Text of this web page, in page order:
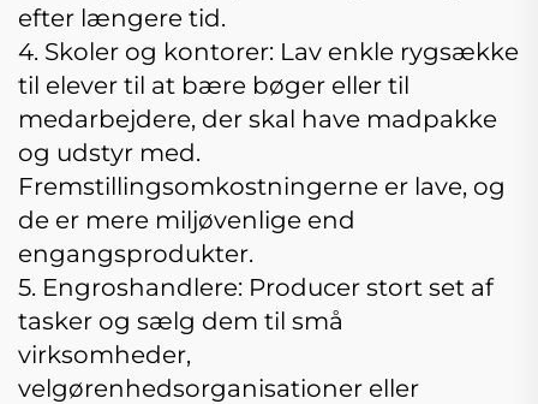
efter længere tid.
4. Skoler og kontorer: Lav enkle rygsække
til elever til at bære bøger eller til
medarbejdere, der skal have madpakke
og udstyr med.
Fremstillingsomkostningerne er lave, og
de er mere miljøvenlige end
engangsprodukter.
5. Engroshandlere: Producer stort set af
tasker og sælg dem til små
virksomheder,
velgørenhedsorganisationer eller